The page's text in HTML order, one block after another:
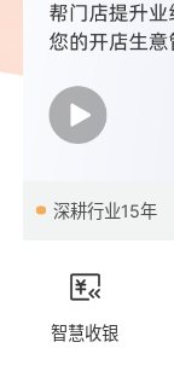
深耕行业15年
智慧收银